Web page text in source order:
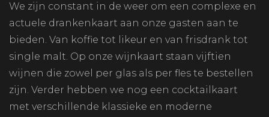
We zijn constant in de weer om een complexe en
actuele drankenkaart aan onze gasten aan te
bieden. Van koffie tot likeur en van frisdrank tot
single malt. Op onze wijnkaart staan vijftien
wijnen die zowel per glas als per fles te bestellen
zijn. Verder hebben we nog een cocktailkaart
met verschillende klassieke en moderne